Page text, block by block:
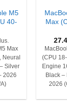
M5
40-
Max
Neural
Silver
2026
Max
(CPU
Engine
Black –
2026